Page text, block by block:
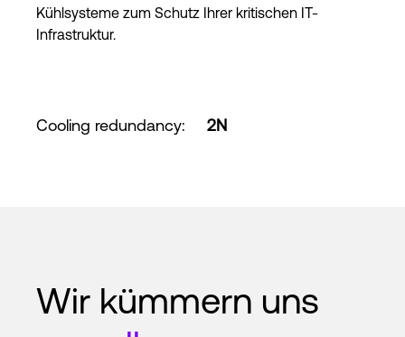
Kühlsysteme zum Schutz Ihrer kritischen IT-
Infrastruktur.
Cooling redundancy: 2N
Wir kümmern uns